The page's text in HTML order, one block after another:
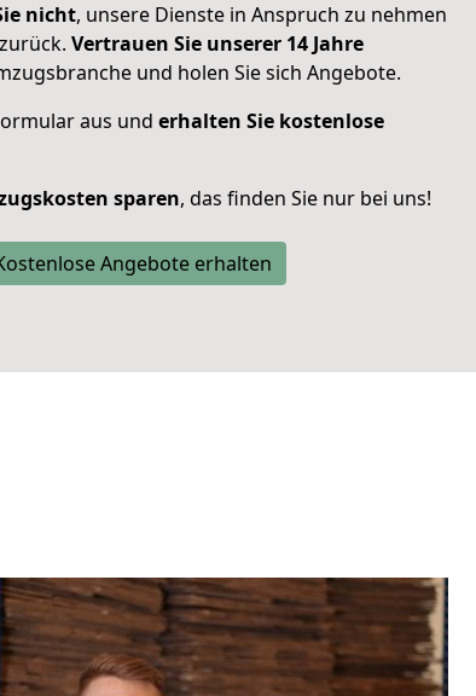
nicht, unsere Dienste in Anspruch zu nehmen
Vertrauen Sie unserer 14 Jahre
und holen Sie sich Angebote.
aus und erhalten Sie kostenlose
sparen, das finden Sie nur bei uns!
Angebote erhalten